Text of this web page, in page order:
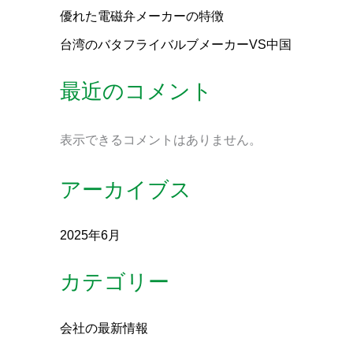
優れた電磁弁メーカーの特徴
台湾のバタフライバルブメーカーVS中国
最近のコメント
表示できるコメントはありません。
アーカイブス
2025年6月
カテゴリー
会社の最新情報